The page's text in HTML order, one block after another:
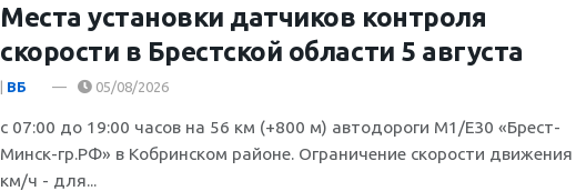
Места установки датчиков контроля
скорости в Брестской области 5 августа
| ВБ 05/08/2026
с 07:00 до 19:00 часов на 56 км (+800 м) автодороги М1/Е30 «Брест-
Минск-гр.РФ» в Кобринском районе. Ограничение скорости движения
км/ч - для...